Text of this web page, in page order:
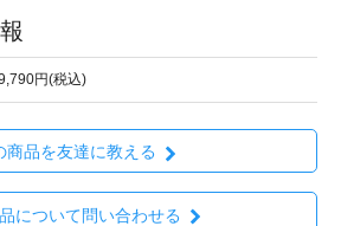
円(税込)
商品を友達に教える
について問い合わせる